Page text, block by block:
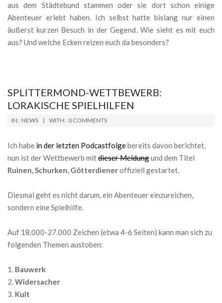
aus dem Städtebund stammen oder sie dort schon einige
Abenteuer erlebt haben. Ich selbst hatte bislang nur einen
äußerst kurzen Besuch in der Gegend. Wie sieht es mit euch
aus? Und welche Ecken reizen euch da besonders?
SPLITTERMOND-WETTBEWERB:
LORAKISCHE SPIELHILFEN
2019-
11
IN: NEWS WITH: 0 COMMENTS
Ich habe in der letzten Podcastfolgebereits davon berichtet,
nun ist der Wettbewerb mitdieser Meldungund dem Titel
Ruinen, Schurken, Götterdieneroffiziell gestartet.
Diesmal geht es nicht darum, ein Abenteuer einzureichen,
sondern eine Spielhilfe.
Auf 18.000-27.000 Zeichen (etwa 4-6 Seiten) kann man sich zu
folgenden Themen austoben:
Bauwerk
Widersacher
Kult